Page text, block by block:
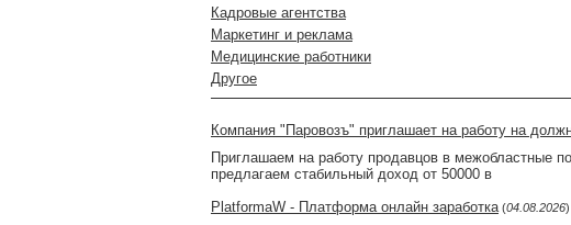
Кадровые агентства
Маркетинг и реклама
Медицинские работники
Другое
Компания "Паровозъ" приглашает на работу на
Приглашаем на работу продавцов в межобластные
предлагаем стабильный доход от 50000 в
PlatformaW - Платформа онлайн заработка (04.08.2026)